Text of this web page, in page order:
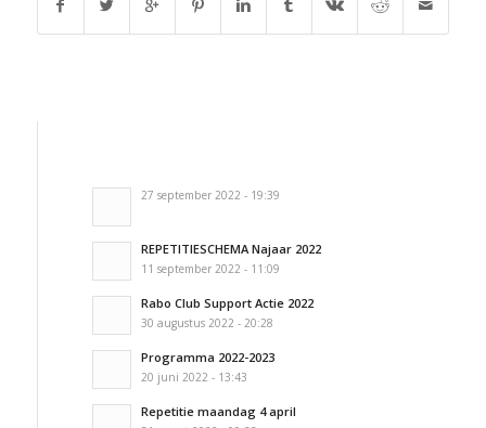
27 september 2022 - 19:39
REPETITIESCHEMA Najaar 2022
11 september 2022 - 11:09
Rabo Club Support Actie 2022
30 augustus 2022 - 20:28
Programma 2022-2023
20 juni 2022 - 13:43
Repetitie maandag 4 april